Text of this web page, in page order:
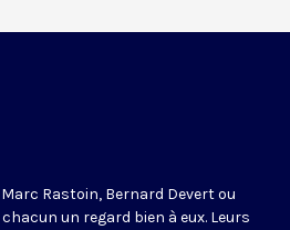
Rastoin, Bernard Devert ou
un regard bien à eux. Leurs